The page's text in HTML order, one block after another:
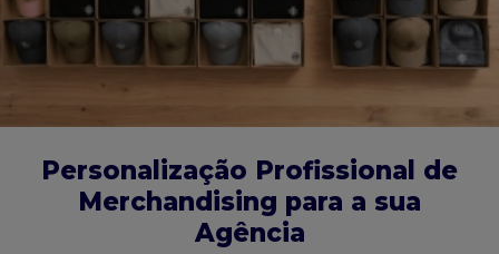
Personalização Profissional de
Merchandising para a sua
Agência